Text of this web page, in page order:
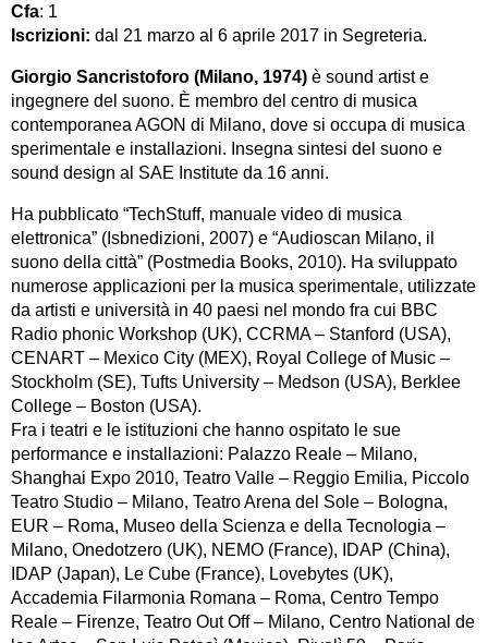
Cfa: 1
Iscrizioni: dal 21 marzo al 6 aprile 2017 in Segreteria.
Giorgio Sancristoforo (Milano, 1974) è sound artist e
ingegnere del suono. È membro del centro di musica
contemporanea AGON di Milano, dove si occupa di musica
sperimentale e installazioni. Insegna sintesi del suono e
sound design al SAE Institute da 16 anni.
Ha pubblicato “TechStuff, manuale video di musica
elettronica” (Isbnedizioni, 2007) e “Audioscan Milano, il
suono della città” (Postmedia Books, 2010). Ha sviluppato
numerose applicazioni per la musica sperimentale, utilizzate
da artisti e università in 40 paesi nel mondo fra cui BBC
Radio phonic Workshop (UK), CCRMA – Stanford (USA),
CENART – Mexico City (MEX), Royal College of Music –
Stockholm (SE), Tufts University – Medson (USA), Berklee
College – Boston (USA).
Fra i teatri e le istituzioni che hanno ospitato le sue
performance e installazioni: Palazzo Reale – Milano,
Shanghai Expo 2010, Teatro Valle – Reggio Emilia, Piccolo
Teatro Studio – Milano, Teatro Arena del Sole – Bologna,
EUR – Roma, Museo della Scienza e della Tecnologia –
Milano, Onedotzero (UK), NEMO (France), IDAP (China),
IDAP (Japan), Le Cube (France), Lovebytes (UK),
Accademia Filarmonia Romana – Roma, Centro Tempo
Reale – Firenze, Teatro Out Off – Milano, Centro National de